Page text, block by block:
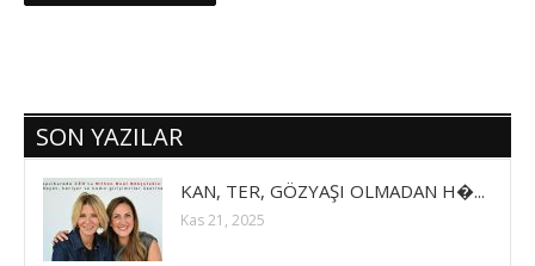
SON YAZILAR
KAN, TER, GÖZYAŞI OLMADAN H�...
Kas 21, 2025